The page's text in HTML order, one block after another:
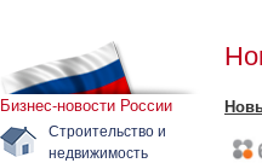
Бизнес-новости России
Строительство и
недвижимость